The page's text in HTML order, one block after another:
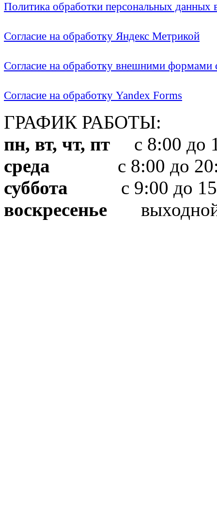
Политика обработки персональных
Согласие на обработку Яндекс Метрикой
Согласие на обработку внешними формами
Согласие на обработку Yandex Forms
ГРАФИК РАБОТЫ:
пн, вт, чт, пт с 8:00 до
среда с 8:00 до
суббота с 9:00 до
воскресенье